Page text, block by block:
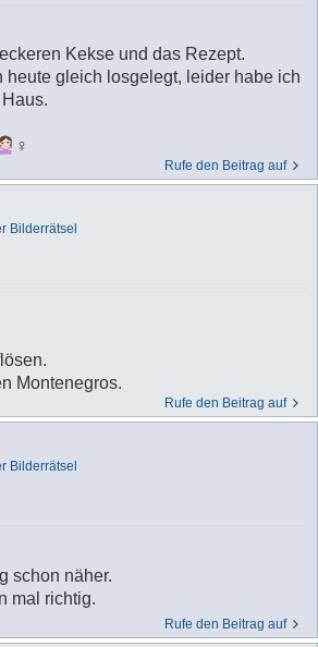
Kekse und das Rezept.
heute gleich losgelegt, leider habe ich
‍♀️
Rufe den Beitrag auf
Bilderrätsel
Montenegros.
Rufe den Beitrag auf
Bilderrätsel
schon näher.
mal richtig.
Rufe den Beitrag auf